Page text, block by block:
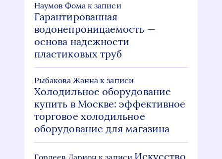
Наумов Фомак записи
Гарантированная
водонепроницаемость —
основа надежности
пластиковых труб
Рыбакова Жанна к записи
Холодильное оборудование
купить в Москве: эффективное
торговое холодильное
оборудование для магазина
Гордеев Ларион к записи Искусство